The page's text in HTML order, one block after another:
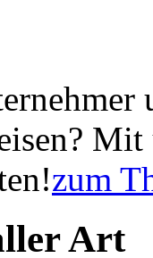
zum
Art